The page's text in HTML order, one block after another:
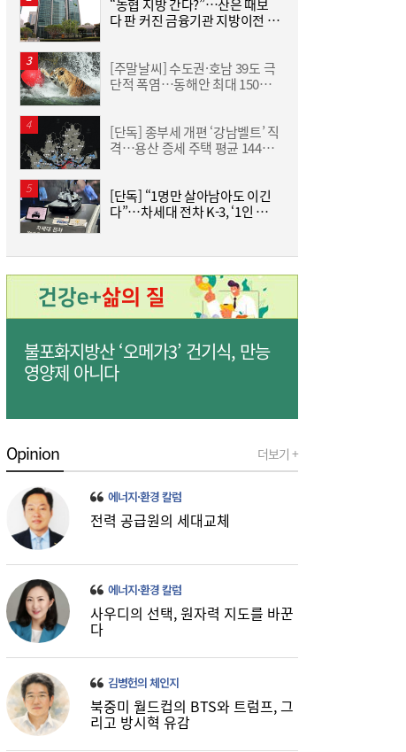
관 순매수로 낙폭 제한 [마감시황]
15:38
한성우·이성현, 첫 패션 룩북 촬영 마쳐…키
즈 모델 활동 본격화
15:32
[금융 풍향계] NH농협은행, 최고 연 7.3%
“농협 지방 간다?”…산은 때보
다 판 커진 금융기관 지방이전 논
[주말날씨] 수도권·호남 39도 극
단적 폭염…동해안 최대 150㎜
[단독] 종부세 개편 ‘강남벨트’ 직
격…용산 증세 주택 평균 1449
[단독] “1명만 살아남아도 이긴
다”…차세대 전차 K-3, ‘1인 교전
불포화지방산 ‘오메가3’ 건기식, 만능
영양제 아니다
Opinion 더보기 +
에너지·환경 칼럼
전력 공급원의 세대교체
에너지·환경 칼럼
사우디의 선택, 원자력 지도를 바꾼
다
김병헌의 체인지
북중미 월드컵의 BTS와 트럼프, 그
리고 방시혁 유감